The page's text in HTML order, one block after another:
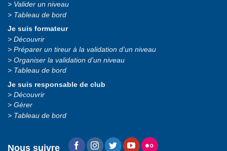
Valider un niveau
Tableau de bord
Je suis formateur
Découvrir
Préparer un tireur à la validation d’un niveau
Organiser la validation d’un niveau
Tableau de bord
Je suis responsable de club
Découvrir
Gérer
Tableau de bord
Nous suivre